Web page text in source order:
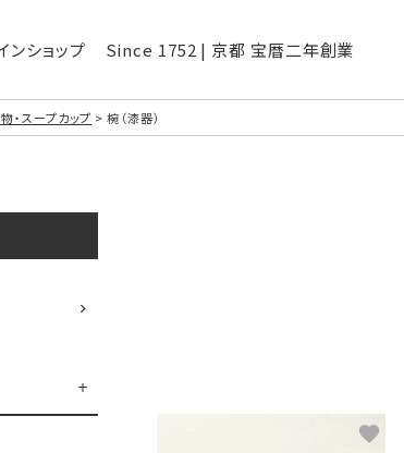
ンショップ Since 1752 | 京都 宝暦二年創業
・スープカップ 椀（漆器）